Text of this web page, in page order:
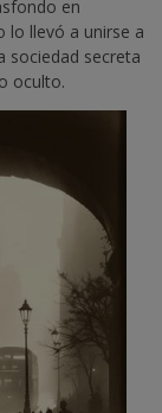
en
lo llevó a unirse a
sociedad secreta
oculto.